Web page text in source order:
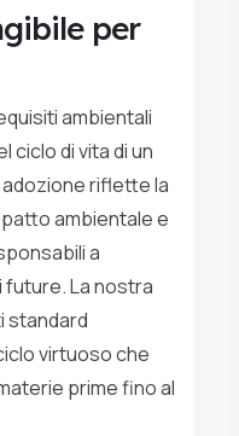
per
ambientali
ciclo di vita di un
riflette la
ambientale e
a
La nostra
standard
virtuoso che
prime fino al